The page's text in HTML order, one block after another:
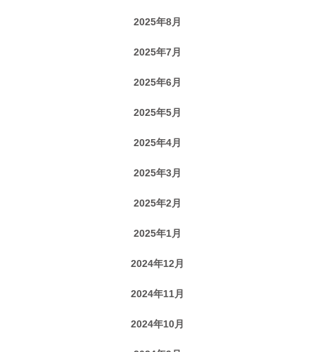
2025年8月
2025年7月
2025年6月
2025年5月
2025年4月
2025年3月
2025年2月
2025年1月
2024年12月
2024年11月
2024年10月